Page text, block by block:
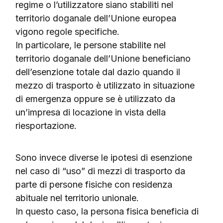
regime o l’utilizzatore siano stabiliti nel
territorio doganale dell’Unione europea
vigono regole specifiche.
In particolare, le persone stabilite nel
territorio doganale dell’Unione beneficiano
dell’esenzione totale dal dazio quando il
mezzo di trasporto è utilizzato in situazione
di emergenza oppure se è utilizzato da
un’impresa di locazione in vista della
riesportazione.
Sono invece diverse le ipotesi di esenzione
nel caso di “uso” di mezzi di trasporto da
parte di persone fisiche con residenza
abituale nel territorio unionale.
In questo caso, la persona fisica beneficia di